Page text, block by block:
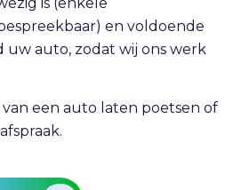
is (enkele
en voldoende
auto, zodat wij ons werk
van een auto laten poetsen of
.